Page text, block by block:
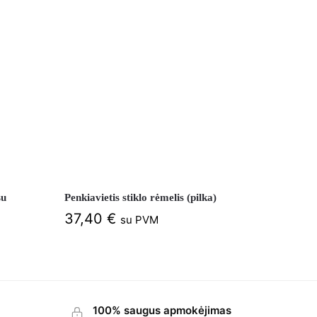
Penkiavietis stiklo rėmelis (pilka)
37,40 € su PVM
100% saugus apmokėjimas